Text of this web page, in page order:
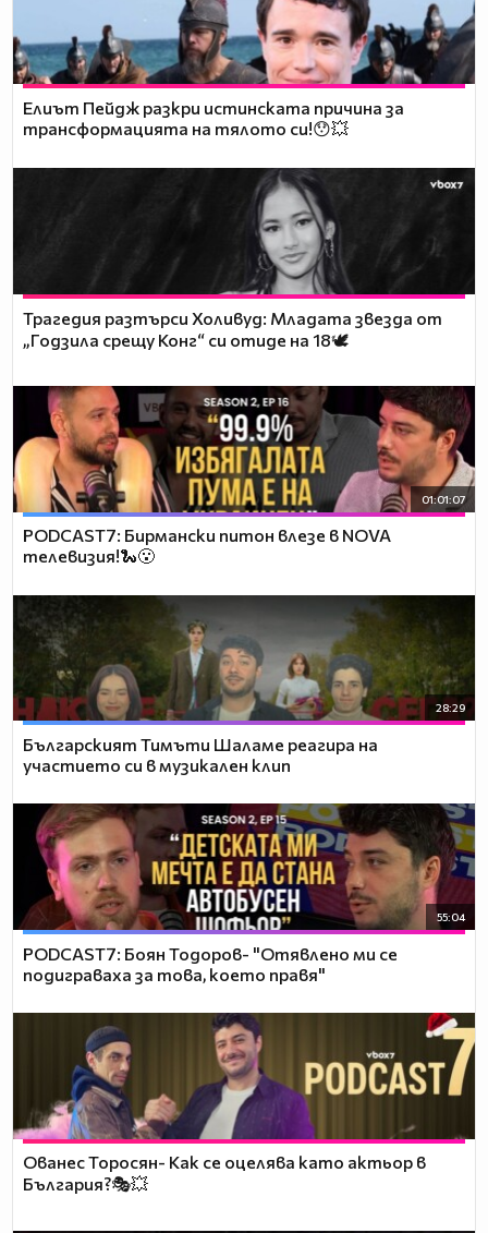
Елиът Пейдж разкри истинската причина за
трансформацията на тялото си!😯💥
Трагедия разтърси Холивуд: Младата звезда от
„Годзила срещу Конг“ си отиде на 18🕊️
01:01:07
PODCAST7: Бирмански питон влезе в NOVA
телевизия!🐍😮
28:29
Българският Тимъти Шаламе реагира на
участието си в музикален клип
55:04
PODCAST7: ‪Боян Тодоров- "Отявлено ми се
подиграваха за това, което правя"
Ованес Торосян- Как се оцелява като актьор в
България?🎭💥